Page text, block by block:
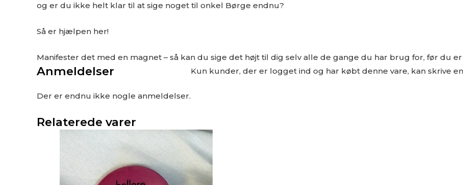
og er du ikke helt klar til at sige noget til onkel Børge endnu?
Så er hjælpen her!
Manifester det med en magnet – så kan du sige det højt til dig selv alle de gange du har brug for, før du
Anmeldelser
Der er endnu ikke nogle anmeldelser.
Kun kunder, der er logget ind og har købt denne vare, kan skrive
Relaterede varer